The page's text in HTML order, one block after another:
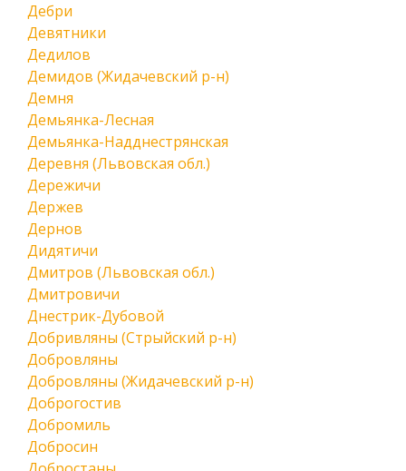
Дебри
Девятники
Дедилов
Демидов (Жидачевский р-н)
Демня
Демьянка-Лесная
Демьянка-Надднестрянская
Деревня (Львовская обл.)
Дережичи
Держев
Дернов
Дидятичи
Дмитров (Львовская обл.)
Дмитровичи
Днестрик-Дубовой
Добривляны (Стрыйский р-н)
Добровляны
Добровляны (Жидачевский р-н)
Доброгостив
Добромиль
Добросин